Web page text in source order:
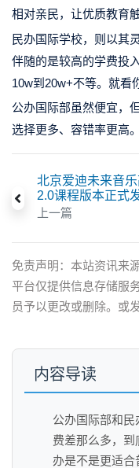
相对亲民，让优质教育
民办国际学校，则以其
伴随的是较高的学费投
10w到20w+不等。 就看
公办国际部虽然便宜，
选择更多、容错率更高。
北京爱迪未来音
2.0课程版本正式
上一篇
免责声明：本站资讯来
平台仅提供信息存储服
员予以更改或删除。或
内容导读
公办国际部和
费差那么多，
办是不是更适合